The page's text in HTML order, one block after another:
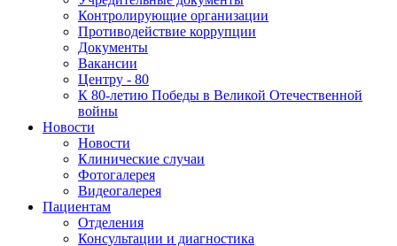
Контролирующие организации
Противодействие коррупции
Документы
Вакансии
Центру - 80
К 80-летию Победы в Великой Отечественной
войны
Новости
Новости
Клинические случаи
Фотогалерея
Видеогалерея
Пациентам
Отделения
Консультации и диагностика